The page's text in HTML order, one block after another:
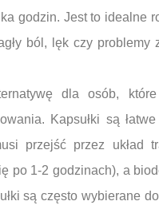
godzin. Jest to idealne
ból, lęk czy problemy
dla osób,
Kapsułki są
przejść przez układ
po 1-2 godzinach), a
są często wybierane